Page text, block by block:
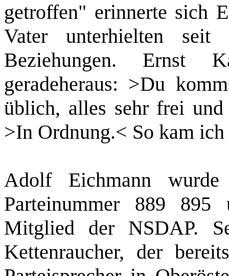
getroffen" erinnerte sich
Vater unterhielten seit
Beziehungen. Ernst
geradeheraus: >Du
üblich, alles sehr frei
>In Ordnung.< So kam ich
Adolf Eichmann
Parteinummer 889
Mitglied der NSDAP.
Kettenraucher, der